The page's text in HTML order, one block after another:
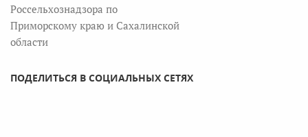
Россельхознадзора по
Приморскому краю и Сахалинской
области
ПОДЕЛИТЬСЯ В СОЦИАЛЬНЫХ СЕТЯХ